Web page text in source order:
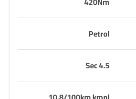
Petrol
4.5 Sec